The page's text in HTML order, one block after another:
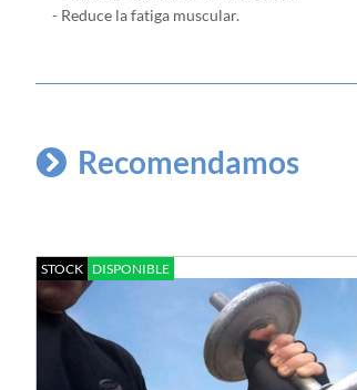
- Reduce la fatiga muscular.
Recomendamos
STOCK DISPONIBLE